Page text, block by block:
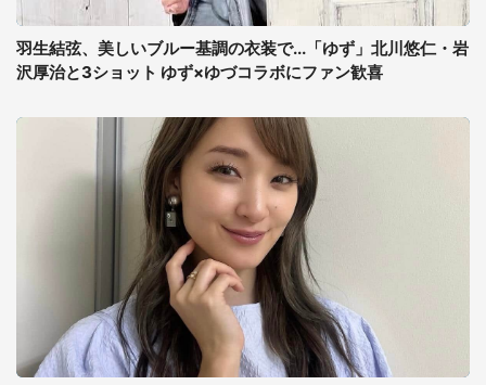
羽生結弦、美しいブルー基調の衣装で...「ゆず」北川悠仁・岩
沢厚治と3ショット ゆず×ゆづコラボにファン歓喜